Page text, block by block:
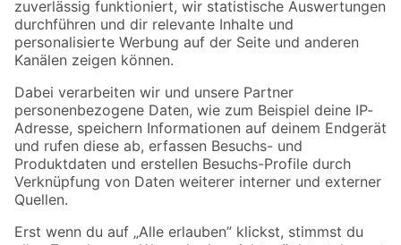
Zur Newsletter Anmeldung
Folge uns
Zahlungsarten Versandarten
Sicher einkaufen